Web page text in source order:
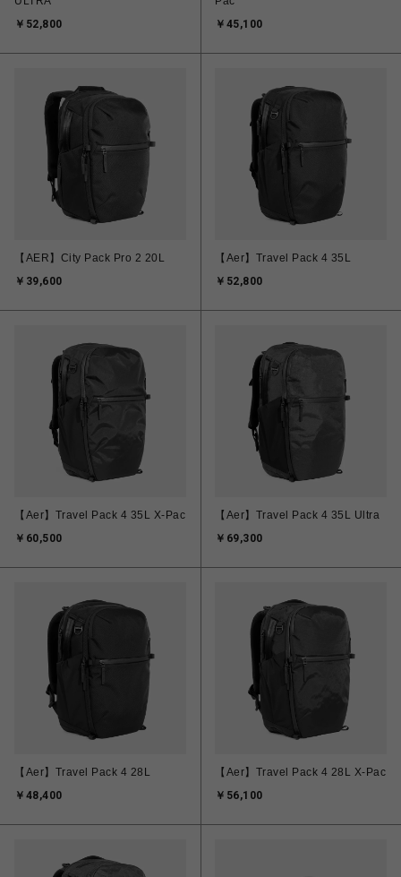
￥52,800
￥45,100
【AER】City Pack Pro 2 20L
￥39,600
【Aer】Travel Pack 4 35L
￥52,800
【Aer】Travel Pack 4 35L X-Pac
￥60,500
【Aer】Travel Pack 4 35L Ultra
￥69,300
【Aer】Travel Pack 4 28L
￥48,400
【Aer】Travel Pack 4 28L X-Pac
￥56,100